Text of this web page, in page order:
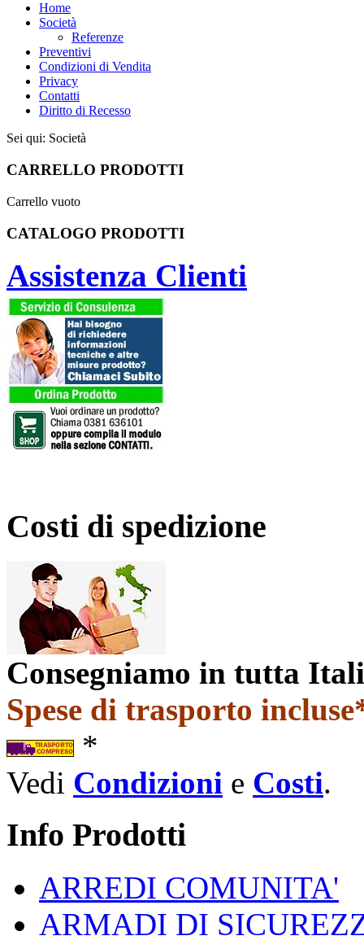
Home
Società
Referenze
Preventivi
Condizioni di Vendita
Privacy
Contatti
Diritto di Recesso
Sei qui: Società
CARRELLO PRODOTTI
Carrello vuoto
CATALOGO PRODOTTI
Assistenza Clienti
Costi di spedizione
Consegniamo in tutta
Spese di trasporto
*
Vedi Condizioni e Costi.
Info Prodotti
ARREDI COMUNITA'
ARMADI DI